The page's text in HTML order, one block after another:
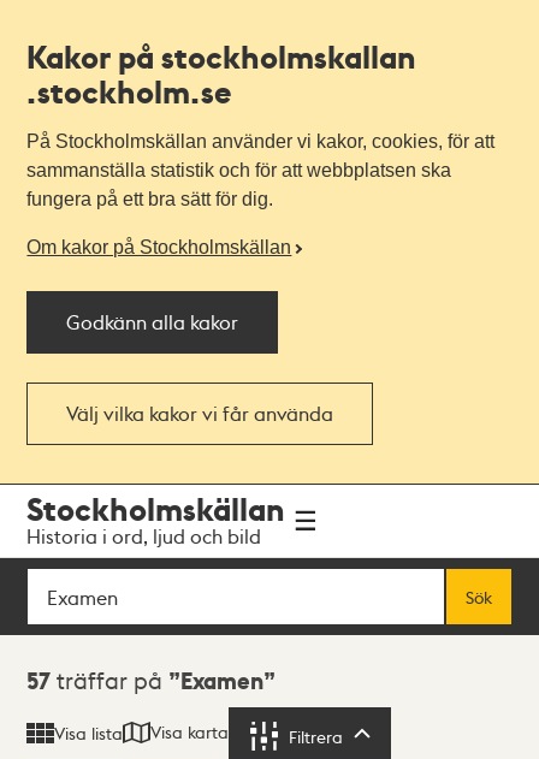
Kakor på stockholmskallan
.stockholm.se
På Stockholmskällan använder vi kakor, cookies, för att
sammanställa statistik och för att webbplatsen ska
fungera på ett bra sätt för dig.
Om kakor på Stockholmskällan
Godkänn alla kakor
Välj vilka kakor vi får använda
navigationen
huvudinnehållet
Stockholmskällan
Historia i ord, ljud och bild
Sök
Sök
Sökresultat
57 träffar på Examen
Visa lista Visa karta Filtrera